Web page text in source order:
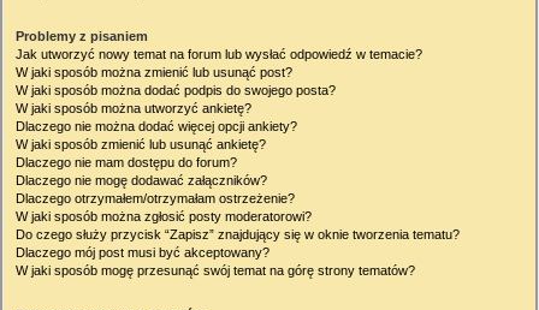
Problemy z pisaniem
Jak utworzyć nowy temat na forum lub wysłać odpowiedź w temacie?
W jaki sposób można zmienić lub usunąć post?
W jaki sposób można dodać podpis do swojego posta?
W jaki sposób można utworzyć ankietę?
Dlaczego nie można dodać więcej opcji ankiety?
W jaki sposób zmienić lub usunąć ankietę?
Dlaczego nie mam dostępu do forum?
Dlaczego nie mogę dodawać załączników?
Dlaczego otrzymałem/otrzymałam ostrzeżenie?
W jaki sposób można zgłosić posty moderatorowi?
Do czego służy przycisk “Zapisz” znajdujący się w oknie tworzenia tematu?
Dlaczego mój post musi być akceptowany?
W jaki sposób mogę przesunąć swój temat na górę strony tematów?